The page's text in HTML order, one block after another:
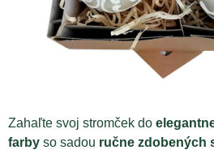
Zahaľte svoj stromček do
farby so sadou ručne zdobených